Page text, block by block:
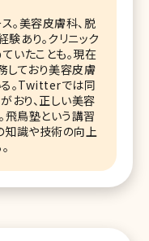
。美容皮膚科、脱
あり。クリニック
いたことも。現在
しており美容皮膚
る。Twitterでは同
おり、正しい美容
飛鳥塾という講習
知識や技術の向上